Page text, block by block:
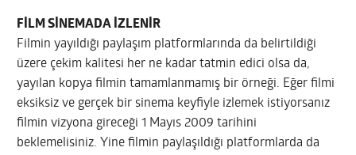
FİLM SİNEMADA İZLENİR
Filmin yayıldığı paylaşım platformlarında da belirtildiği
üzere çekim kalitesi her ne kadar tatmin edici olsa da,
yayılan kopya filmin tamamlanmamış bir örneği. Eğer filmi
eksiksiz ve gerçek bir sinema keyfiyle izlemek istiyorsanız
filmin vizyona gireceği 1 Mayıs 2009 tarihini
beklemelisiniz. Yine filmin paylaşıldığı platformlarda da